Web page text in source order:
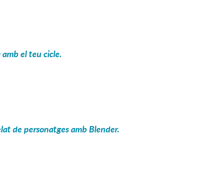
el teu cicle.
de personatges amb Blender.